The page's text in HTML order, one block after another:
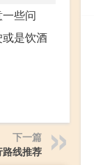
些问
是饮酒
下一篇
线推荐